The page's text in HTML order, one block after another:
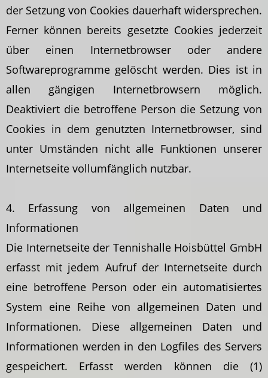
der Setzung von Cookies dauerhaft widersprechen.
Ferner können bereits gesetzte Cookies jederzeit
über einen Internetbrowser oder andere
Softwareprogramme gelöscht werden. Dies ist in
allen gängigen Internetbrowsern möglich.
Deaktiviert die betroffene Person die Setzung von
Cookies in dem genutzten Internetbrowser, sind
unter Umständen nicht alle Funktionen unserer
Internetseite vollumfänglich nutzbar.
4. Erfassung von allgemeinen Daten und
Informationen
Die Internetseite der Tennishalle Hoisbüttel GmbH
erfasst mit jedem Aufruf der Internetseite durch
eine betroffene Person oder ein automatisiertes
System eine Reihe von allgemeinen Daten und
Informationen. Diese allgemeinen Daten und
Informationen werden in den Logfiles des Servers
gespeichert. Erfasst werden können die (1)